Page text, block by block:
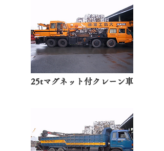
25tマグネット付クレーン車